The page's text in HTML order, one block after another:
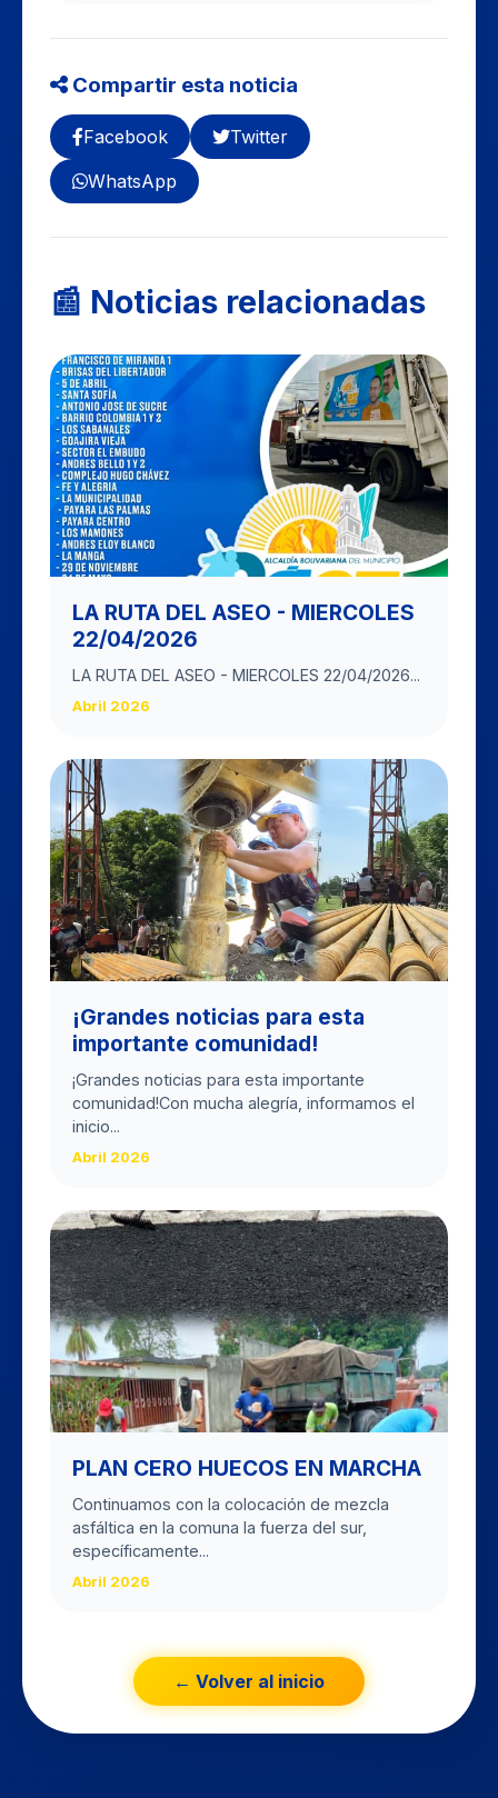
Compartir esta noticia
Facebook
Twitter
WhatsApp
📰 Noticias relacionadas
LA RUTA DEL ASEO - MIERCOLES
22/04/2026
LA RUTA DEL ASEO - MIERCOLES 22/04/2026...
Abril 2026
​¡Grandes noticias para esta
importante comunidad!
​¡Grandes noticias para esta importante
comunidad! ​Con mucha alegría, informamos el
inicio...
Abril 2026
PLAN CERO HUECOS EN MARCHA
Continuamos con la colocación de mezcla
asfáltica en la comuna la fuerza del sur,
específicamente...
Abril 2026
← Volver al inicio